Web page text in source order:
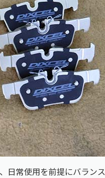
日常使用を前提にバラン